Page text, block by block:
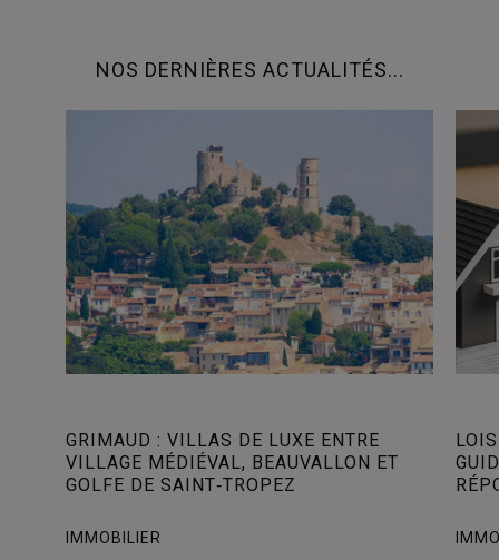
NOS DERNIÈRES ACTUALITÉS...
GRIMAUD : VILLAS DE LUXE ENTRE
VILLAGE MÉDIÉVAL, BEAUVALLON ET
GOLFE DE SAINT‑TROPEZ
IMMOBILIER